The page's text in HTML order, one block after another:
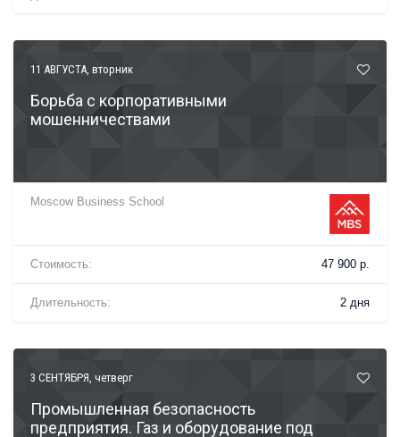
11 АВГУСТА, вторник
Борьба с корпоративными
мошенничествами
Moscow Business School
Стоимость: 47 900 р.
Длительность: 2 дня
3 СЕНТЯБРЯ, четверг
Промышленная безопасность
предприятия. Газ и оборудование под